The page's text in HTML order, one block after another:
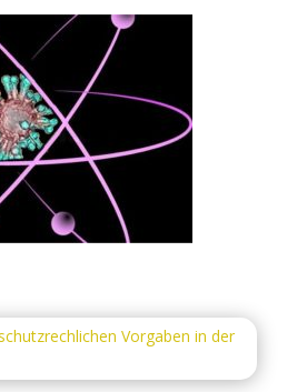
Vorgaben in der